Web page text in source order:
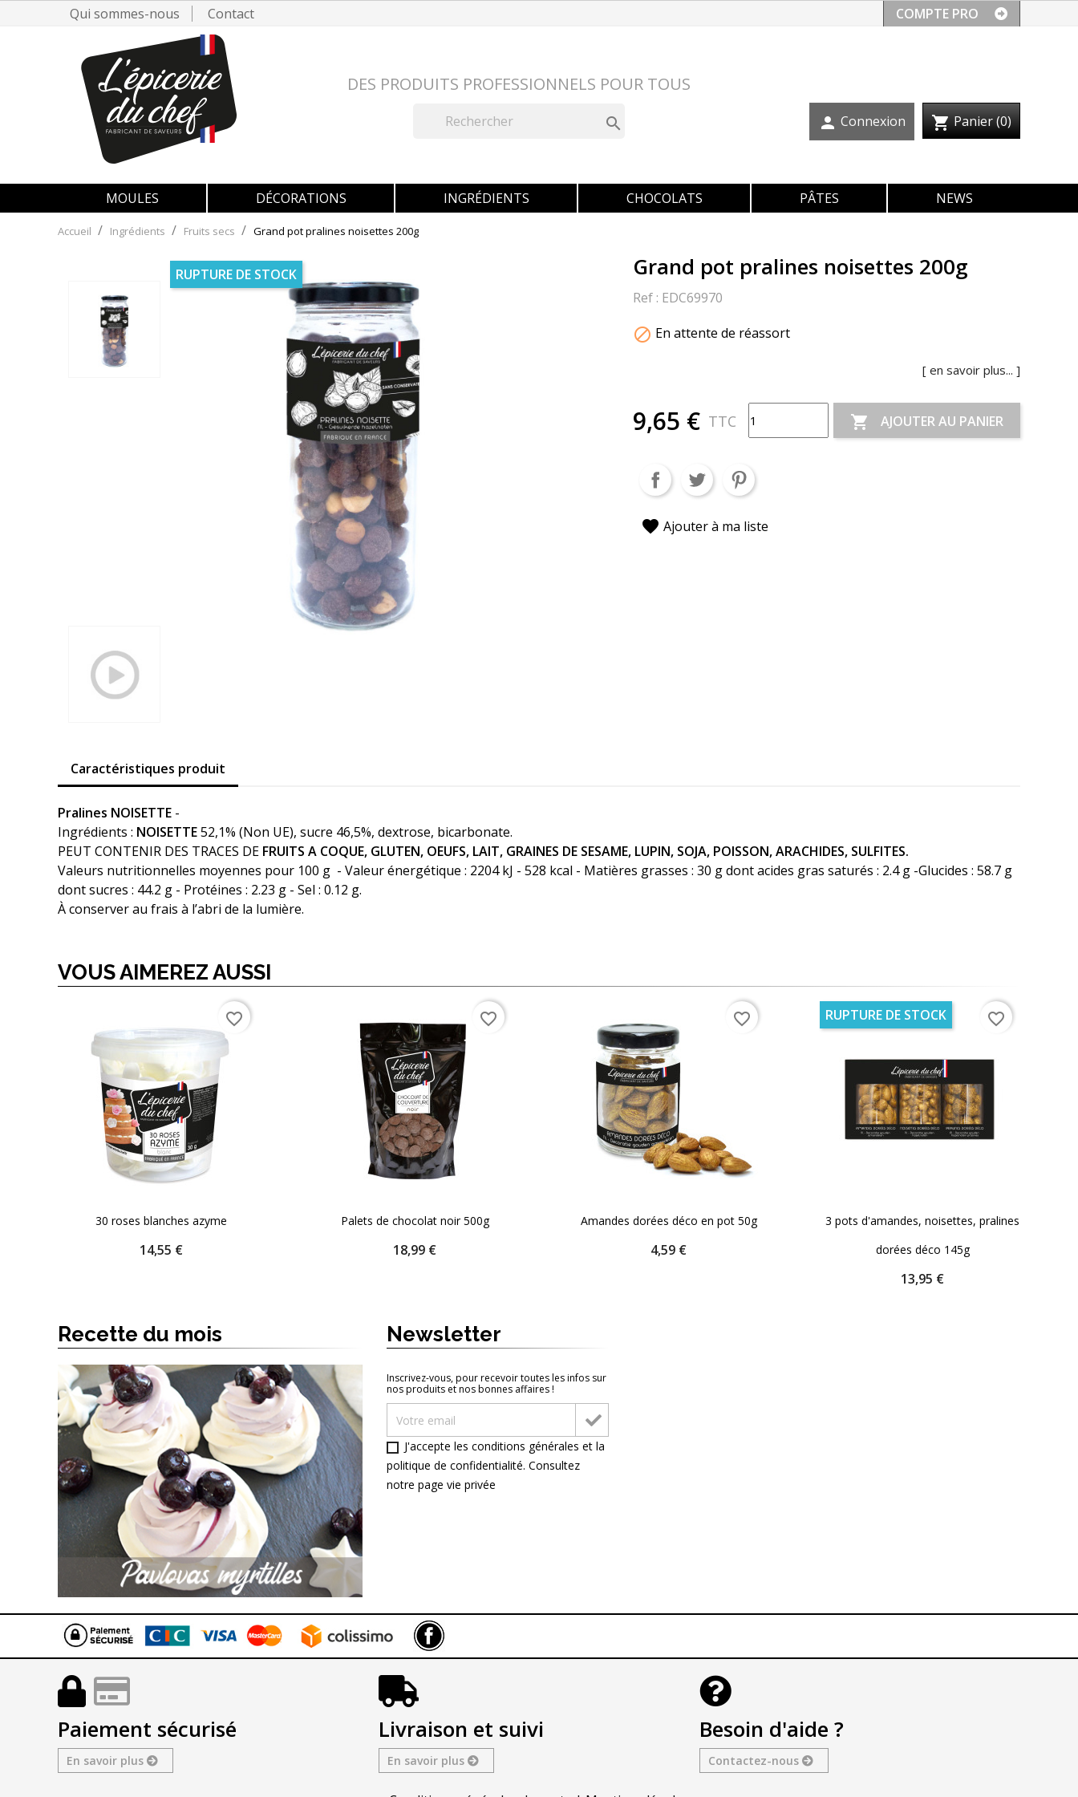
Qui sommes-nous Contact COMPTE PRO
DES PRODUITS PROFESSIONNELS POUR TOUS
 person Connexion shopping_cartPanier(0)
MOULES DÉCORATIONS INGRÉDIENTS CHOCOLATS PÂTES NEWS
Accueil Ingrédients Fruits secs Grand pot pralines noisettes 200g
RUPTURE DE STOCK Grand pot pralines noisettes 200g
Ref : EDC69970
 En attente de réassort
[ en savoir plus... ]
9,65 € TTC  AJOUTER AU PANIER
favorite Ajouter à ma liste
Caractéristiques produit
Pralines NOISETTE -
Ingrédients : NOISETTE52,1% (Non UE), sucre 46,5%, dextrose, bicarbonate.
PEUT CONTENIR DES TRACES DE FRUITS A COQUE, GLUTEN, OEUFS, LAIT, GRAINES DE SESAME, LUPIN, SOJA, POISSON, ARACHIDES, SULFITES.
Valeurs nutritionnelles moyennes pour 100 g - Valeur énergétique : 2204 kJ - 528 kcal - Matières grasses : 30 g dont acides gras saturés : 2.4 g -Glucides : 58.7 g
dont sucres : 44.2 g - Protéines : 2.23 g - Sel : 0.12 g.
À conserver au frais à l’abri de la lumière.
VOUS AIMEREZ AUSSI
30 roses blanches azyme
Prix
14,55 €
favorite_border
Palets de chocolat noir 500g
Prix
18,99 €
favorite_border
Amandes dorées déco en pot 50g
Prix
4,59 €
favorite_border
3 pots d'amandes, noisettes, pralines
dorées déco 145g
Prix
13,95 €
RUPTURE DE STOCK
Quantité
favorite_border
Recette du mois Newsletter
Inscrivez-vous, pour recevoir toutes les infos sur
nos produits et nos bonnes affaires !
J'accepte les conditions générales et la
politique de confidentialité. Consultez
notre page vie privée
Paiement sécurisé
En savoir plus
Livraison et suivi
En savoir plus
Besoin d'aide ?
Contactez-nous